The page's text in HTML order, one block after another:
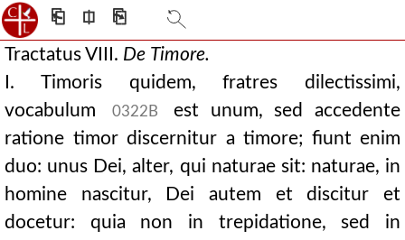
⎗ ⎅ ⎘
Tractatus VIII. De Timore.
I. Timoris quidem, fratres dilectissimi,
vocabulum
0322B
est unum, sed accedente
ratione timor discernitur a timore; fiunt enim
duo: unus Dei, alter, qui naturae sit: naturae, in
homine nascitur, Dei autem et discitur et
docetur: quia non in trepidatione, sed in